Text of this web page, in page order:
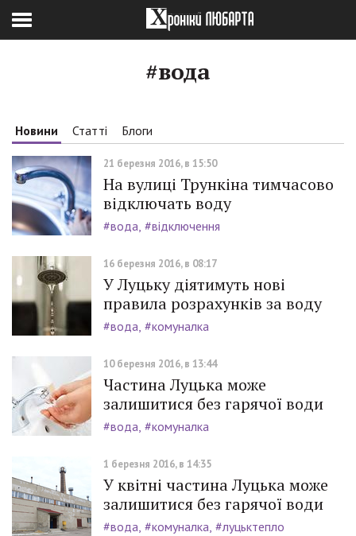
#вода
Новини Статті Блоги
21 березня 2016, в 15:50
На вулиці Трункіна тимчасово
відключать воду
#вода #відключення
16 березня 2016, в 08:17
У Луцьку діятимуть нові
правила розрахунків за воду
#вода #комуналка
10 березня 2016, в 13:44
Частина Луцька може
залишитися без гарячої води
#вода #комуналка
1 березня 2016, в 14:35
У квітні частина Луцька може
залишитися без гарячої води
#вода #комуналка #луцьктепло